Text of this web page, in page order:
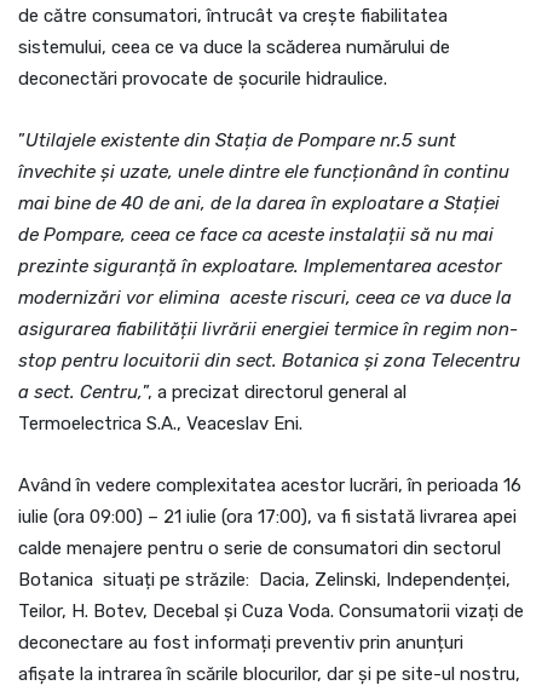
de către consumatori, întrucât va crește fiabilitatea
sistemului, ceea ce va duce la scăderea numărului de
deconectări provocate de șocurile hidraulice.
”Utilajele existente din Stația de Pompare nr.5 sunt
învechite și uzate, unele dintre ele funcționând în continu
mai bine de 40 de ani, de la darea în exploatare a Stației
de Pompare, ceea ce face ca aceste instalații să nu mai
prezinte siguranță în exploatare. Implementarea acestor
modernizări vor elimina aceste riscuri, ceea ce va duce la
asigurarea fiabilității livrării energiei termice în regim non-
stop pentru locuitorii din sect. Botanica și zona Telecentru
a sect. Centru,”, a precizat directorul general al
Termoelectrica S.A., Veaceslav Eni.
Având în vedere complexitatea acestor lucrări, în perioada 16
iulie (ora 09:00) – 21 iulie (ora 17:00), va fi sistată livrarea apei
calde menajere pentru o serie de consumatori din sectorul
Botanica situați pe străzile: Dacia, Zelinski, Independenței,
Teilor, H. Botev, Decebal și Cuza Voda. Consumatorii vizați de
deconectare au fost informați preventiv prin anunțuri
afișate la intrarea în scările blocurilor, dar și pe site-ul nostru,